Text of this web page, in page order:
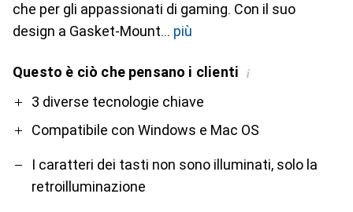
che per gli appassionati di gaming. Con il suo
design a Gasket-Mount
più
Questo è ciò che pensano i clienti i
Pro3 diverse tecnologie chiave
Compatibile con Windows e Mac OS
Contro
I caratteri dei tasti non sono illuminati, solo la
retroilluminazione